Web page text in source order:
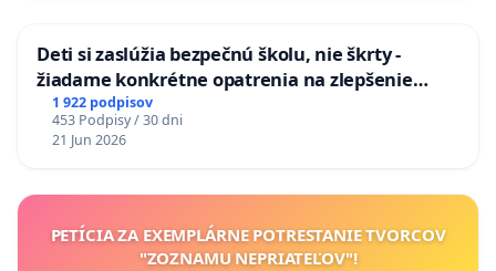
Deti si zaslúžia bezpečnú školu, nie škrty -
žiadame konkrétne opatrenia na zlepšenie
situácie v školstve
1 922 podpisov
453 Podpisy / 30 dni
21 Jun 2026
PETÍCIA ZA EXEMPLÁRNE POTRESTANIE TVORCOV
"ZOZNAMU NEPRIATEĽOV"!